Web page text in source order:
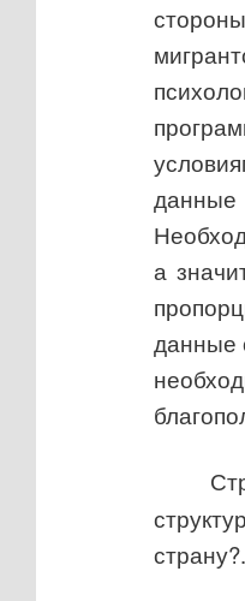
данные
а
данные
страну?.